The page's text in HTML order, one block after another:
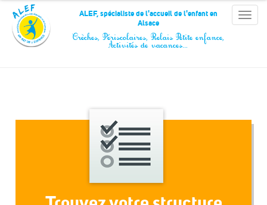
Panneau de gestion des cookies
Toggle
ALEF, spécialiste de l'accueil de l'enfant en
Alsace
Crèches, Périscolaires, Relais Petite enfance,
Activités de vacances…